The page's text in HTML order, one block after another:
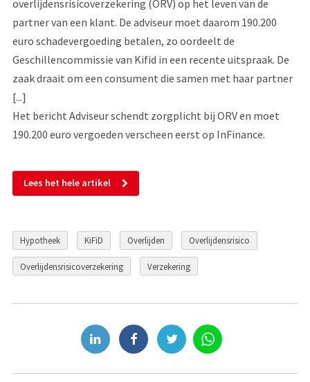
overlijdensrisicoverzekering (ORV) op het leven van de
partner van een klant. De adviseur moet daarom 190.200
euro schadevergoeding betalen, zo oordeelt de
Geschillencommissie van Kifid in een recente uitspraak. De
zaak draait om een consument die samen met haar partner
[...]
Het bericht Adviseur schendt zorgplicht bij ORV en moet
190.200 euro vergoeden verscheen eerst op InFinance.
Lees het hele artikel
Hypotheek KiFiD Overlijden Overlijdensrisico
Overlijdensrisicoverzekering Verzekering